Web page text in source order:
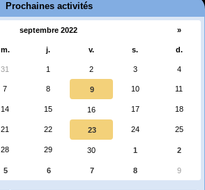
Prochaines activités
septembre 2022 »
m. j. v. s. d.
31 1 2 3 4
7 8 9 10 11
14 15 16 17 18
21 22 23 24 25
28 29 30 1 2
5 6 7 8 9